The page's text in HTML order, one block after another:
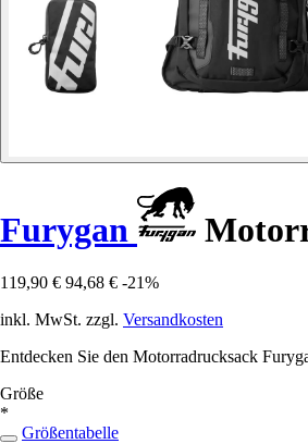
Furygan
119,90 € 94,68 € -21%
inkl. MwSt. zzgl. Versandkosten
Entdecken Sie den Motorradrucksack
Größe
*
Größentabelle